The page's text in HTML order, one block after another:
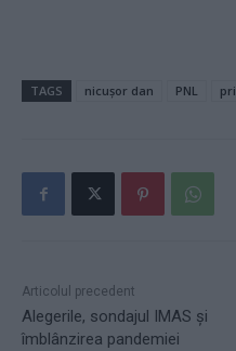
TAGS nicușor dan PNL
Articolul precedent
Alegerile, sondajul IMAS și
îmblânzirea pandemiei